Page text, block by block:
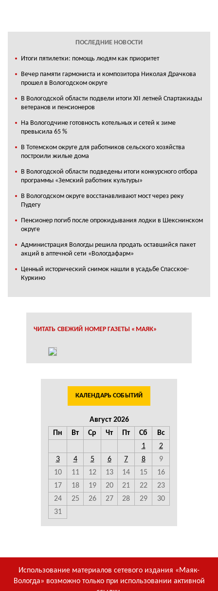
ПОСЛЕДНИЕ НОВОСТИ
Итоги пятилетки: помощь людям как приоритет
Вечер памяти гармониста и композитора Николая Драчкова
прошел в Вологодском округе
В Вологодской области подвели итоги XII летней Спартакиады
ветеранов и пенсионеров
На Вологодчине готовность котельных и сетей к зиме
превысила 65 %
В Тотемском округе для работников сельского хозяйства
построили жилые дома
В Вологодской области подведены итоги конкурсного отбора
программы «Земский работник культуры»
В Вологодском округе восстанавливают мост через реку
Пудегу
Пенсионер погиб после опрокидывания лодки в Шекснинском
округе
Администрация Вологды решила продать оставшийся пакет
акций в аптечной сети «Вологдафарм»
Ценный исторический снимок нашли в усадьбе Спасское-
Куркино
ЧИТАТЬ СВЕЖИЙ НОМЕР ГАЗЕТЫ «МАЯК»
КАЛЕНДАРЬ СОБЫТИЙ
Август 2026
Пн
Вт Ср Чт Пт Сб
Вс
1
2
3
4 5 6 7 8
9
10
11 12 13 14 15
16
17
18 19 20 21 22
23
24
25 26 27 28 29
30
31
Использование материалов сетевого издания «Маяк-
Вологда» возможно только при использовании активной